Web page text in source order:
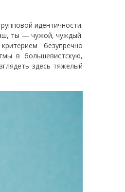
идентичности.
ты — чужой, чуждый.
безупречно
в большевистскую,
здесь тяжелый